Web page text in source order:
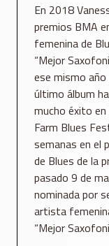
En 2018
premios BMA
femenina de
“Mejor
ese mismo año
último álbum
mucho éxito
Farm Blues
semanas en el
de Blues de la
pasado 9 de
nominada por
artista
“Mejor